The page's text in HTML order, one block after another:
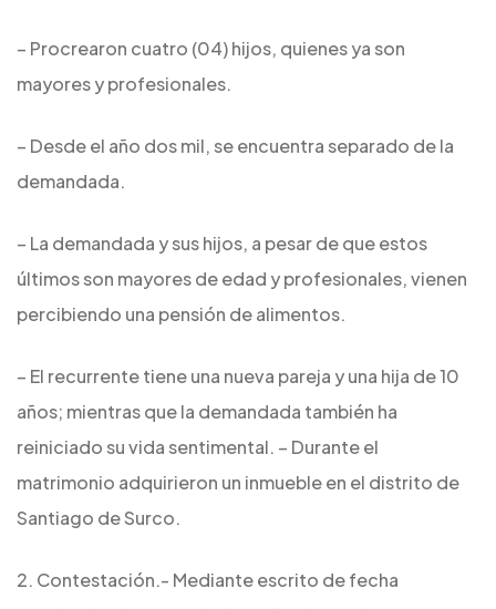
– Procrearon cuatro (04) hijos, quienes ya son
mayores y profesionales.
– Desde el año dos mil, se encuentra separado de la
demandada.
– La demandada y sus hijos, a pesar de que estos
últimos son mayores de edad y profesionales, vienen
percibiendo una pensión de alimentos.
– El recurrente tiene una nueva pareja y una hija de 10
años; mientras que la demandada también ha
reiniciado su vida sentimental. – Durante el
matrimonio adquirieron un inmueble en el distrito de
Santiago de Surco.
2. Contestación.- Mediante escrito de fecha